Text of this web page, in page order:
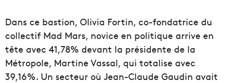
Dans ce bastion, Olivia Fortin, co-fondatrice du
collectif Mad Mars, novice en politique arrive en
tête avec 41,78% devant la présidente de la
Métropole, Martine Vassal, qui totalise avec
39,16%. Un secteur où Jean-Claude Gaudin avait